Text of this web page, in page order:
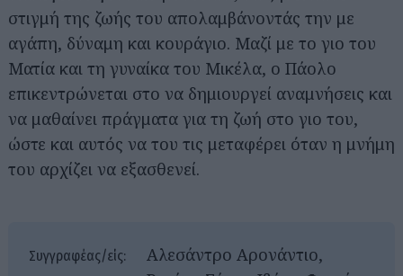
στιγμή της ζωής του απολαμβάνοντάς την με
αγάπη, δύναμη και κουράγιο. Μαζί με το γιο του
Ματία και τη γυναίκα του Μικέλα, ο Πάολο
επικεντρώνεται στο να δημιουργεί αναμνήσεις και
να μαθαίνει πράγματα για τη ζωή στο γιο του,
ώστε και αυτός να του τις μεταφέρει όταν η μνήμη
του αρχίζει να εξασθενεί.
Συγγραφέας/είς:
Αλεσάντρο Αρονάντιο,